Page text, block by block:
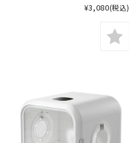
¥3,080(税込)